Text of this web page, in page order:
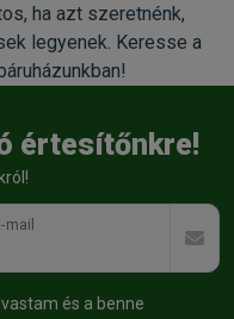
ha azt szeretnénk,
legyenek. Keresse a
értesítőnkre!
mail
és a benne